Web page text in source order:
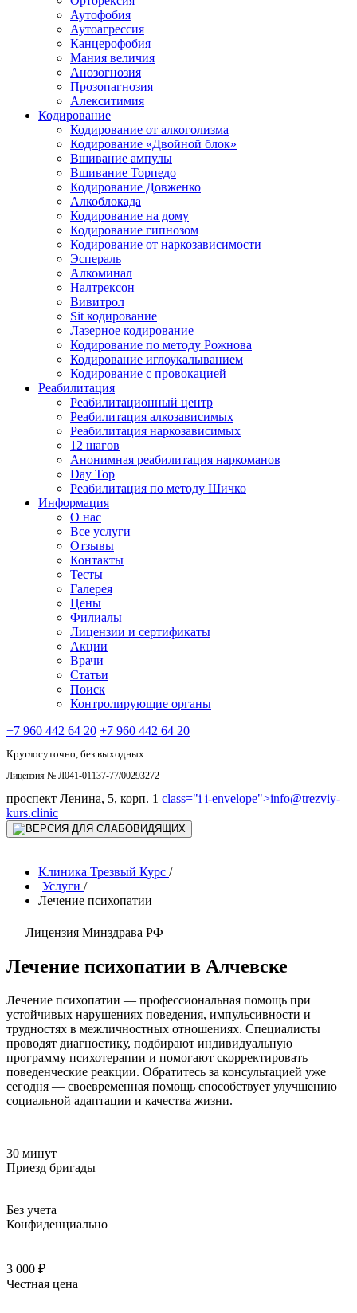
Аутофобия
Аутоагрессия
Канцерофобия
Мания величия
Анозогнозия
Прозопагнозия
Алекситимия
Кодирование
Кодирование от алкоголизма
Кодирование «Двойной блок»
Вшивание ампулы
Вшивание Торпедо
Кодирование Довженко
Алкоблокада
Кодирование на дому
Кодирование гипнозом
Кодирование от наркозависимости
Эспераль
Алкоминал
Налтрексон
Вивитрол
Sit кодирование
Лазерное кодирование
Кодирование по методу Рожнова
Кодирование иглоукалыванием
Кодирование с провокацией
Реабилитация
Реабилитационный центр
Реабилитация алкозависимых
Реабилитация наркозависимых
12 шагов
Анонимная реабилитация наркоманов
Day Top
Реабилитация по методу Шичко
Информация
О нас
Все услуги
Отзывы
Контакты
Тесты
Галерея
Цены
Филиалы
Лицензии и сертификаты
Акции
Врачи
Статьи
Поиск
Контролирующие органы
+7 960 442 64 20 +7 960 442 64 20
Круглосуточно, без выходных
Лицензия № Л041-01137-77/00293272
проспект Ленина, 5, корп. 1 class="i i-envelope">info@trezviy-
kurs.clinic
Клиника Трезвый Курс /
Услуги /
Лечение психопатии
Лицензия Минздрава РФ
Лечение психопатии в Алчевске
Лечение психопатии — профессиональная помощь при
устойчивых нарушениях поведения, импульсивности и
трудностях в межличностных отношениях. Специалисты
проводят диагностику, подбирают индивидуальную
программу психотерапии и помогают скорректировать
поведенческие реакции. Обратитесь за консультацией уже
сегодня — своевременная помощь способствует улучшению
социальной адаптации и качества жизни.
30 минут
Приезд бригады
Без учета
Конфиденциально
3 000 ₽
Честная цена